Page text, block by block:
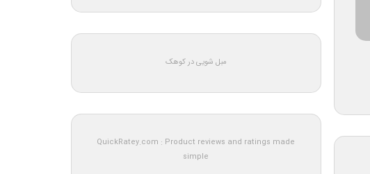
مبل شویی در کوهک
QuickRatey.com : Product reviews and ratings made
simple